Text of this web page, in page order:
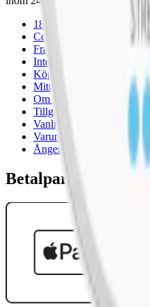
18-årsgräns
Cookiepolicy
Frakt- och leveransvillkor
Integritetspolicy
Köpvillkor
Mitt konto
Om Snuset.se
Tillgänglighetsredogörelse
Vanliga frågor
Varumärken
Ånger
Betalpartner